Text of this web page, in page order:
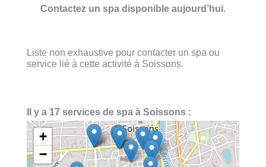
Contactez un spa disponible aujourd’hui.
Liste non exhaustive pour contacter un spa ou
service lié à cette activité à Soissons.
Il y a 17 services de spa à Soissons :
+
−